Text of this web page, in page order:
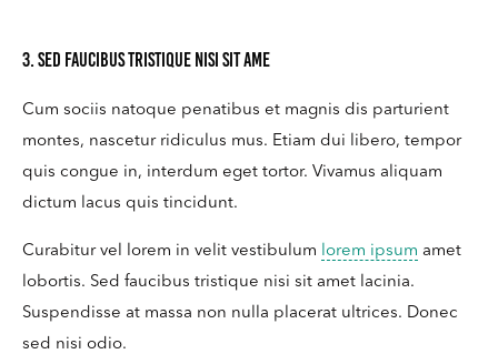
3. Sed faucibus tristique nisi sit ame
Cum sociis natoque penatibus et magnis dis parturient
montes, nascetur ridiculus mus. Etiam dui libero, tempor
quis congue in, interdum eget tortor. Vivamus aliquam
dictum lacus quis tincidunt.
Curabitur vel lorem in velit vestibulum lorem ipsum amet
lobortis. Sed faucibus tristique nisi sit amet lacinia.
Suspendisse at massa non nulla placerat ultrices. Donec
sed nisi odio.